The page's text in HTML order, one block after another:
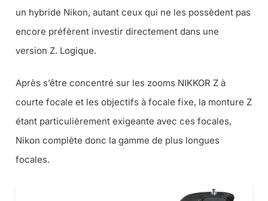
un hybride Nikon, autant ceux qui ne les possèdent pas
encore préfèrent investir directement dans une
version Z. Logique.
Après s’être concentré sur les zooms NIKKOR Z à
courte focale et les objectifs à focale fixe, la monture Z
étant particulièrement exigeante avec ces focales,
Nikon complète donc la gamme de plus longues
focales.